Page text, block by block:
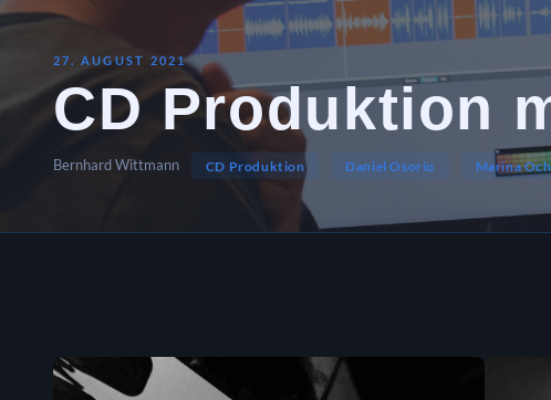
27. AUGUST 2021
CD Produktion
Bernhard Wittmann CD Produktion Daniel Osorio Marina